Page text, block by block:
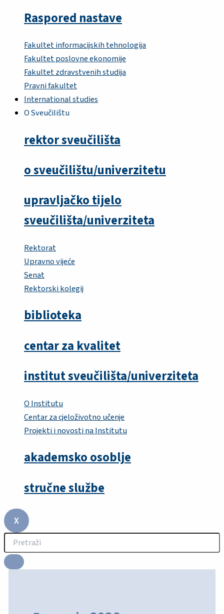
Raspored nastave
Fakultet informacijskih tehnologija
Fakultet poslovne ekonomije
Fakultet zdravstvenih studija
Pravni fakultet
International studies
O Sveučilištu
rektor sveučilišta
o sveučilištu/univerzitetu
upravljačko tijelo
sveučilišta/univerziteta
Rektorat
Upravno vijeće
Senat
Rektorski kolegij
biblioteka
centar za kvalitet
institut sveučilišta/univerziteta
O Institutu
Centar za cjeloživotno učenje
Projekti i novosti na Institutu
akademsko osoblje
stručne službe
X